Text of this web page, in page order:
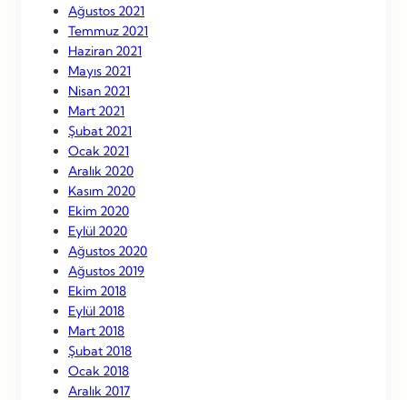
Ağustos 2021
Temmuz 2021
Haziran 2021
Mayıs 2021
Nisan 2021
Mart 2021
Şubat 2021
Ocak 2021
Aralık 2020
Kasım 2020
Ekim 2020
Eylül 2020
Ağustos 2020
Ağustos 2019
Ekim 2018
Eylül 2018
Mart 2018
Şubat 2018
Ocak 2018
Aralık 2017